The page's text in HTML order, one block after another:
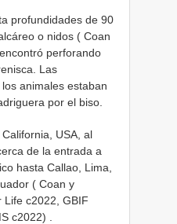
profundidades de 90
o nidos ( Coan
perforando
Las
animales estaban
por el biso.
USA, al
de la entrada a
hasta Callao, Lima,
( Coan y
Life c2022, GBIF
c2022)